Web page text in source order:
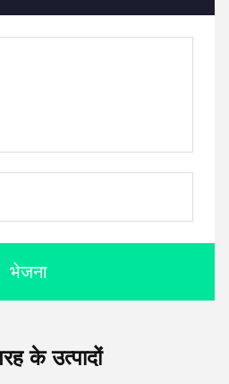
भेजना
के उत्पादों